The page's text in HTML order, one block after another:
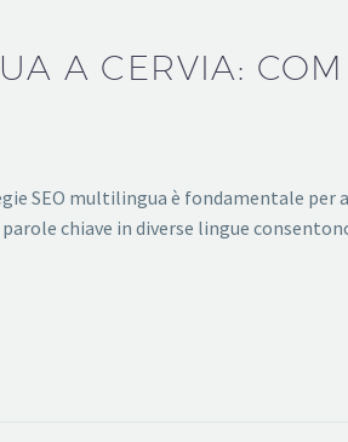
A CERVIA:
SEO multilingua è fondamentale per
chiave in diverse lingue